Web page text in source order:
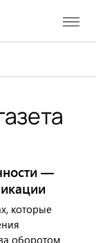
—
которые
оборотом